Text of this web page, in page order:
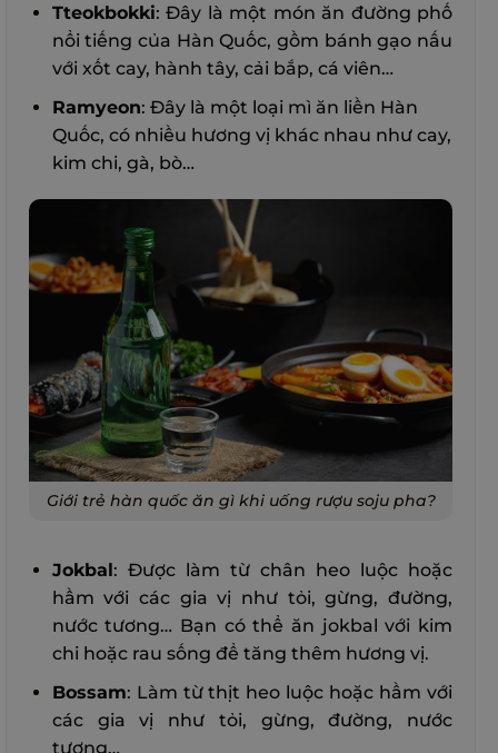
Tteokbokki: Đây là một món ăn đường phố
nổi tiếng của Hàn Quốc, gồm bánh gạo nấu
với xốt cay, hành tây, cải bắp, cá viên…
Ramyeon: Đây là một loại mì ăn liền Hàn
Quốc, có nhiều hương vị khác nhau như cay,
kim chi, gà, bò…
Giới trẻ hàn quốc ăn gì khi uống rượu soju pha?
Jokbal: Được làm từ chân heo luộc hoặc
hầm với các gia vị như tỏi, gừng, đường,
nước tương… Bạn có thể ăn jokbal với kim
chi hoặc rau sống để tăng thêm hương vị.
Bossam: Làm từ thịt heo luộc hoặc hầm với
các gia vị như tỏi, gừng, đường, nước
tương…